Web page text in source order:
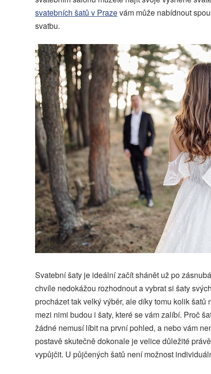
svatebních šatů v Prazevám může nabídnout
svatbu.
Svatební šaty je ideální začít shánět už po
chvíle nedokážou rozhodnout a vybrat si šaty
procházet tak velký výběr, ale díky tomu kolik
mezi nimi budou i šaty, které se vám zalíbí. Proč
žádné nemusí líbit na první pohled, a nebo vám
postavě skutečně dokonale je velice důležité
vypůjčit. U půjčených šatů není možnost